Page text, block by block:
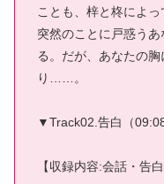
ことも、梓と柊によっ
突然のことに戸惑う
る。だが、あなたの
り……。
▼Track02.告白（09:08
【収録内容:会話・告